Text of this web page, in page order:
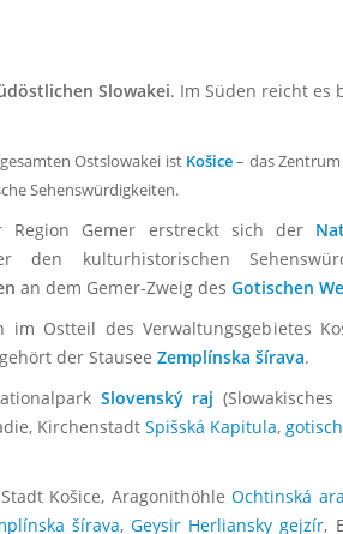
Slowakei. Im Süden reicht es
Ostslowakei ist Košice– das Zentrum
Sehenswürdigkeiten.
Gemer erstreckt sich der
den kulturhistorischen
an dem Gemer-Zweig des Gotischen
Ostteil des Verwaltungsgebietes
der Stausee Zemplínska šírava.
Slovenský raj
Kirchenstadt Spišská Kapitula,
Košice, Aragonithöhle Ochtinská
šírava,Geysir Herliansky gejzír,